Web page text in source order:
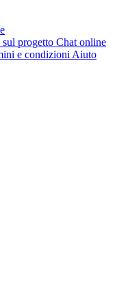
progetto Chat online
e condizioni Aiuto